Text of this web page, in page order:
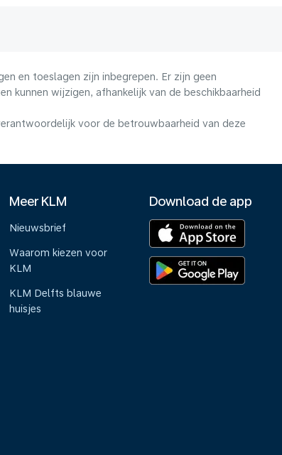
en toeslagen zijn inbegrepen. Er zijn geen
kunnen wijzigen, afhankelijk van de beschikbaarheid
voor de betrouwbaarheid van deze
Meer KLM
Nieuwsbrief
Waarom kiezen voor
KLM
KLM Delfts blauwe
huisjes
Download de app